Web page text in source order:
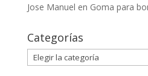
Jose Manuel en Goma para
Categorías
Categorías